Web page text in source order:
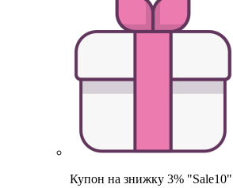
Купон на знижку 3% "Sale10"